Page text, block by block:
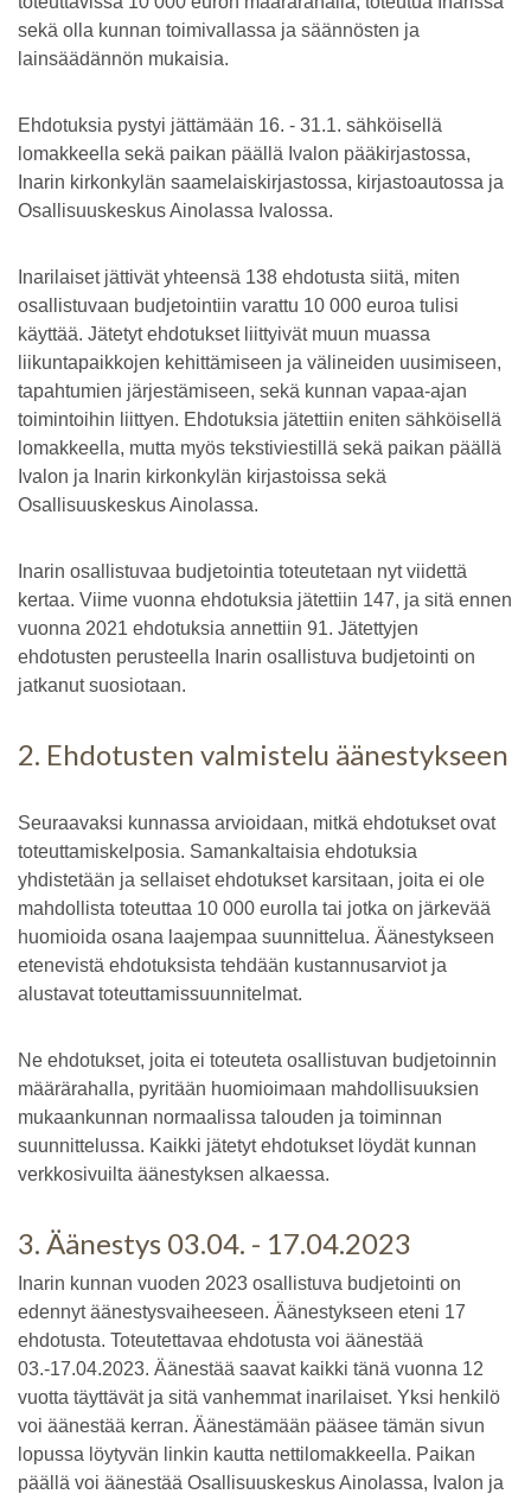
sekä olla kunnan toimivallassa ja säännösten ja
lainsäädännön mukaisia.
Ehdotuksia pystyi jättämään 16. - 31.1. sähköisellä
lomakkeella sekä paikan päällä Ivalon pääkirjastossa,
Inarin kirkonkylän saamelaiskirjastossa, kirjastoautossa ja
Osallisuuskeskus Ainolassa Ivalossa.
Inarilaiset jättivät yhteensä 138 ehdotusta siitä, miten
osallistuvaan budjetointiin varattu 10 000 euroa tulisi
käyttää. Jätetyt ehdotukset liittyivät muun muassa
liikuntapaikkojen kehittämiseen ja välineiden uusimiseen,
tapahtumien järjestämiseen, sekä kunnan vapaa-ajan
toimintoihin liittyen. Ehdotuksia jätettiin eniten sähköisellä
lomakkeella, mutta myös tekstiviestillä sekä paikan päällä
Ivalon ja Inarin kirkonkylän kirjastoissa sekä
Osallisuuskeskus Ainolassa.
Inarin osallistuvaa budjetointia toteutetaan nyt viidettä
kertaa. Viime vuonna ehdotuksia jätettiin 147, ja sitä ennen
vuonna 2021 ehdotuksia annettiin 91. Jätettyjen
ehdotusten perusteella Inarin osallistuva budjetointi on
jatkanut suosiotaan.
2. Ehdotusten valmistelu äänestykseen
Seuraavaksi kunnassa arvioidaan, mitkä ehdotukset ovat
toteuttamiskelposia. Samankaltaisia ehdotuksia
yhdistetään ja sellaiset ehdotukset karsitaan, joita ei ole
mahdollista toteuttaa 10 000 eurolla tai jotka on järkevää
huomioida osana laajempaa suunnittelua. Äänestykseen
etenevistä ehdotuksista tehdään kustannusarviot ja
alustavat toteuttamissuunnitelmat.
Ne ehdotukset, joita ei toteuteta osallistuvan budjetoinnin
määrärahalla, pyritään huomioimaan mahdollisuuksien
mukaankunnan normaalissa talouden ja toiminnan
suunnittelussa. Kaikki jätetyt ehdotukset löydät kunnan
verkkosivuilta äänestyksen alkaessa.
3. Äänestys 03.04. - 17.04.2023
Inarin kunnan vuoden 2023 osallistuva budjetointi on
edennyt äänestysvaiheeseen. Äänestykseen eteni 17
ehdotusta. Toteutettavaa ehdotusta voi äänestää
03.-17.04.2023. Äänestää saavat kaikki tänä vuonna 12
vuotta täyttävät ja sitä vanhemmat inarilaiset. Yksi henkilö
voi äänestää kerran. Äänestämään pääsee tämän sivun
lopussa löytyvän linkin kautta nettilomakkeella. Paikan
päällä voi äänestää Osallisuuskeskus Ainolassa, Ivalon ja